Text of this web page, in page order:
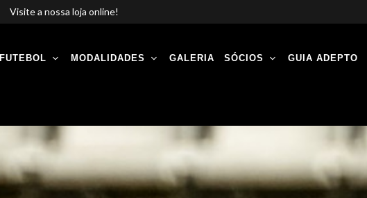
Visite a nossa loja online!
FUTEBOL MODALIDADES GALERIA SÓCIOS GUIA ADEPTO